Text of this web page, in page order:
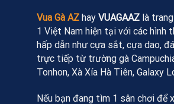
Vua Gà AZ hay VUAGAAZ là
1 Việt Nam hiện tại với các hình
hấp dẫn như cựa sắt, cựa dao,
trực tiếp từ trường gà
Tonhon, Xà Xía Hà Tiên, Galaxy
Nếu bạn đang tìm 1 sân chơi để